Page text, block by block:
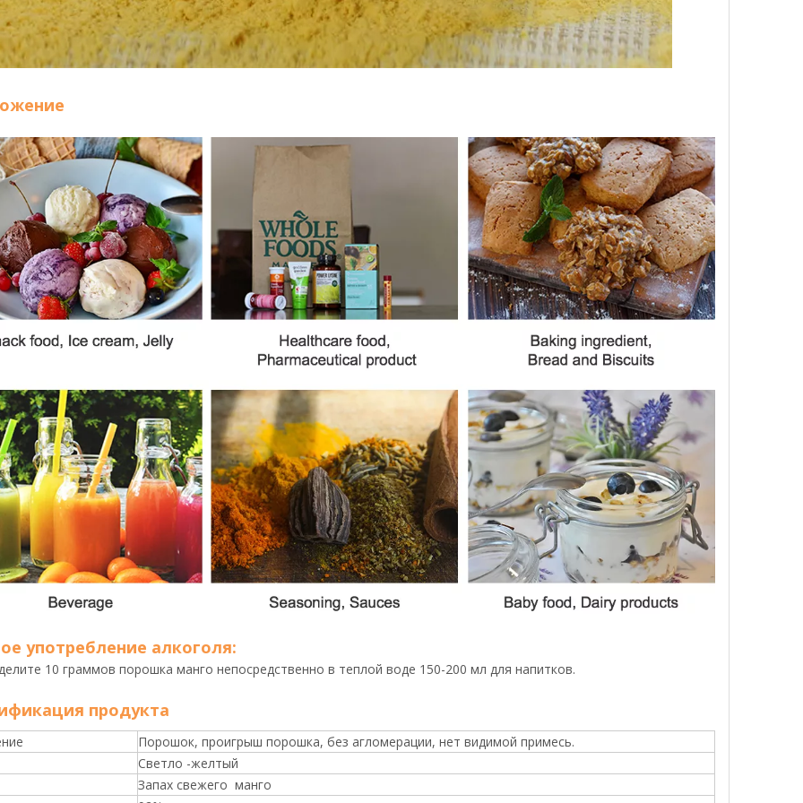
употребление алкоголя:
10 граммов порошка манго непосредственно в теплой воде 150-200 мл для напитков.
продукта
Порошок, проигрыш порошка, без агломерации, нет видимой примесь.
Светло -желтый
Запах свежего манго